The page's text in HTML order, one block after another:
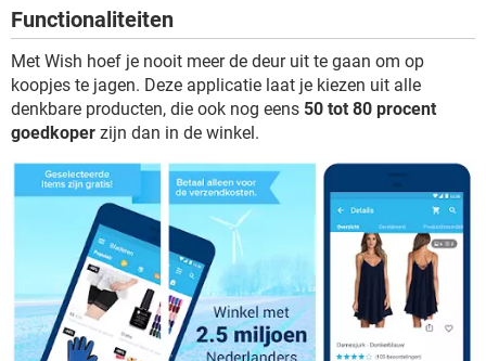
Functionaliteiten
Met Wish hoef je nooit meer de deur uit te gaan om op
koopjes te jagen. Deze applicatie laat je kiezen uit alle
denkbare producten, die ook nog eens 50 tot 80 procent
goedkoper zijn dan in de winkel.